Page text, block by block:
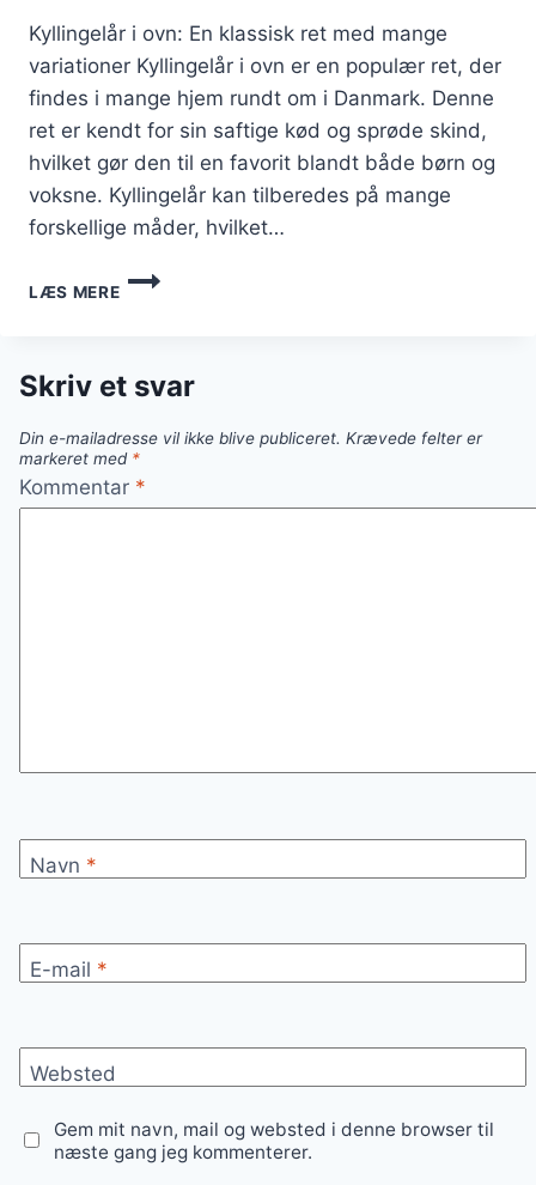
Kyllingelår i ovn: En klassisk ret med mange
variationer Kyllingelår i ovn er en populær ret, der
findes i mange hjem rundt om i Danmark. Denne
ret er kendt for sin saftige kød og sprøde skind,
hvilket gør den til en favorit blandt både børn og
voksne. Kyllingelår kan tilberedes på mange
forskellige måder, hvilket…
LÆS MERE
KYLLINGELÅR
I
RIS
OG
Skriv et svar
Din e-mailadresse vil ikke blive publiceret. Krævede felter er
markeret med *
Kommentar *
Navn *
E-mail *
Websted
Gem mit navn, mail og websted i denne browser til
næste gang jeg kommenterer.